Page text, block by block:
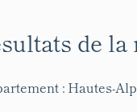
de la
: Hautes-